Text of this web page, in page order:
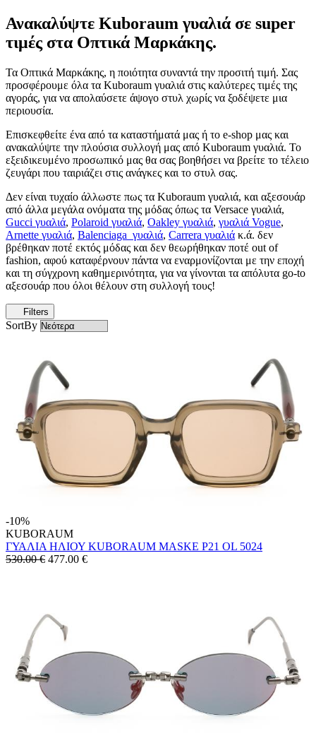
Ανακαλύψτε Kuboraum γυαλιά σε super
τιμές στα Οπτικά Μαρκάκης.
Τα Οπτικά Μαρκάκης, η ποιότητα συναντά την προσιτή τιμή. Σας
προσφέρουμε όλα τα Kuboraum γυαλιά στις καλύτερες τιμές της
αγοράς, για να απολαύσετε άψογο στυλ χωρίς να ξοδέψετε μια
περιουσία.
Επισκεφθείτε ένα από τα καταστήματά μας ή το e-shop μας και
ανακαλύψτε την πλούσια συλλογή μας από Kuboraum γυαλιά. Το
εξειδικευμένο προσωπικό μας θα σας βοηθήσει να βρείτε το τέλειο
ζευγάρι που ταιριάζει στις ανάγκες και το στυλ σας.
Δεν είναι τυχαίο άλλωστε πως τα Kuboraum γυαλιά, και αξεσουάρ
από άλλα μεγάλα ονόματα της μόδας όπως τα Versace γυαλιά,
Gucci γυαλιά, Polaroid γυαλιά, Oakley γυαλιά, γυαλιά Vogue,
Arnette γυαλιά, Balenciaga γυαλιά, Carrera γυαλιά κ.ά. δεν
βρέθηκαν ποτέ εκτός μόδας και δεν θεωρήθηκαν ποτέ out of
fashion, αφού καταφέρνουν πάντα να εναρμονίζονται με την εποχή
και τη σύγχρονη καθημερινότητα, για να γίνονται τα απόλυτα go-to
αξεσουάρ που όλοι θέλουν στη συλλογή τους!
Filters
SortBy
-10%
KUBORAUM
ΓΥΑΛΙΑ ΗΛΙΟΥ KUBORAUM MASKE P21 OL 5024
530.00 € 477.00 €